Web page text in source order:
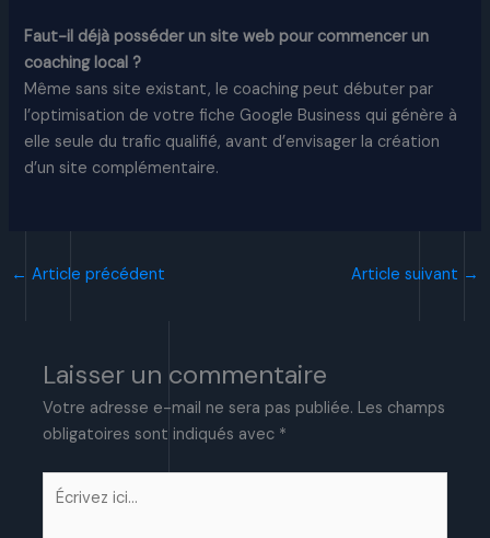
Faut-il déjà posséder un site web pour commencer un
coaching local ?
Même sans site existant, le coaching peut débuter par
l’optimisation de votre fiche Google Business qui génère à
elle seule du trafic qualifié, avant d’envisager la création
d’un site complémentaire.
← Article précédent Article suivant →
Laisser un commentaire
Votre adresse e-mail ne sera pas publiée. Les champs
obligatoires sont indiqués avec *
Écrivez
ici…